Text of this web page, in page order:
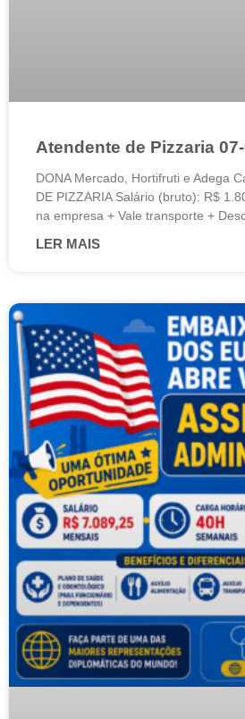
Atendente de Pizzaria
DONA Mercado, Hortifruti e Adega
DE PIZZARIA Salário (bruto): R$
na empresa + Vale transporte +
LER MAIS